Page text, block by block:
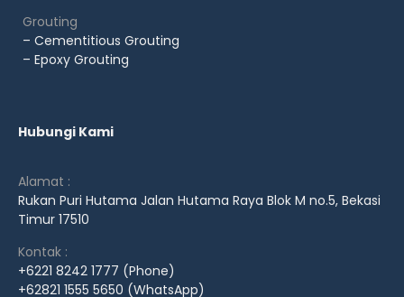
Grouting
– Cementitious Grouting
– Epoxy Grouting
Hubungi Kami
Alamat :
Rukan Puri Hutama Jalan Hutama Raya Blok M no.5, Bekasi
Timur 17510
Kontak :
+6221 8242 1777 (Phone)
+62821 1555 5650 (WhatsApp)